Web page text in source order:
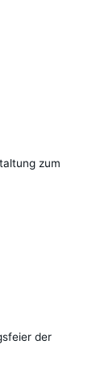
zum
der